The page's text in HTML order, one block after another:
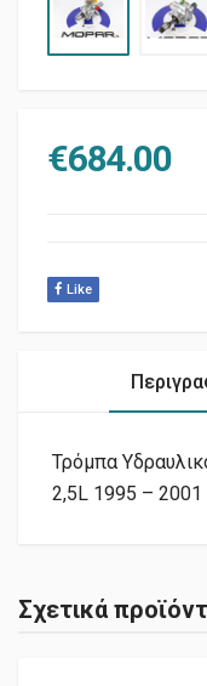
€684.00
Like
Τρόμπα
2,5L 1995 – 2001
Σχετικά